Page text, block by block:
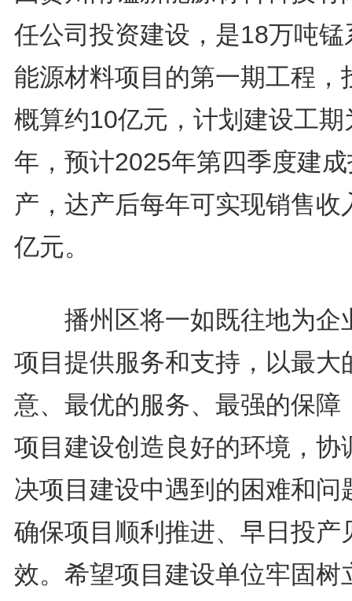
任公司投资建设，是18万吨锰
能源材料项目的第一期工程，
概算约10亿元，计划建设工期
年，预计2025年第四季度建
产，达产后每年可实现销售收
亿元。
播州区将一如既往地为企
项目提供服务和支持，以最大
意、最优的服务、最强的保障
项目建设创造良好的环境，协
决项目建设中遇到的困难和问
确保项目顺利推进、早日投产
效。希望项目建设单位牢固树